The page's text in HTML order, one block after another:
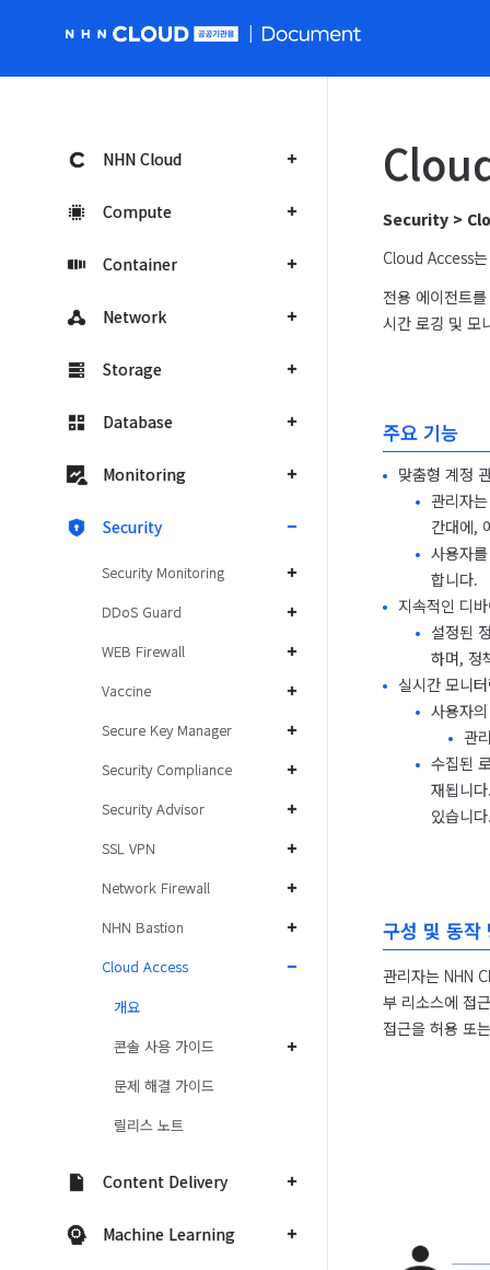
NHN Cloud
Compute
Container
Network
Storage
Database
Monitoring
Security
Security Monitoring
DDoS Guard
WEB Firewall
Vaccine
Secure Key Manager
Security Compliance
Security Advisor
SSL VPN
Network Firewall
NHN Bastion
Cloud Access
개요
콘솔 사용 가이드
문제 해결 가이드
릴리스 노트
Content Delivery
Machine Learning
Security >
Cloud Access
전용 에이전트
시간 로깅 및 모
주요 기능
맞춤형 계정
관리자
간대에,
사용자
합니다.
지속적인 디
설정된
하며, 정
실시간 모니
사용자
관
수집된
재됩니
있습니
구성 및 동작
관리자는 NHN
부 리소스에 접
접근을 허용 또